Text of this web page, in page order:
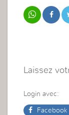
Laissez
Login avec:
Facebook